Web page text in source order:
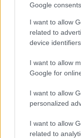
Google consents
I want to allow
related to
device
I want to allow
Google for
I want to allow
personalized
I want to allow
related to
Magna Pars
Matteo Pellegrino · 7 Ago